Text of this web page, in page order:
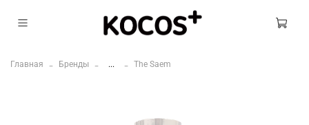
Главная Бренды ... The Saem